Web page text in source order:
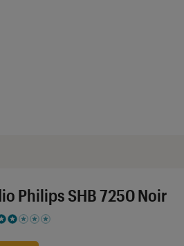
Philips SHB 7250 Noir
5